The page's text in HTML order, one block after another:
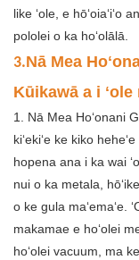
like ʻole, e hōʻoiaʻiʻo
pololei o ka hoʻolālā.
3.Nā Mea
Kūikawā a i ʻole
1. Nā Mea Hoʻonani
kiʻekiʻe ke kiko
hopena ana i ka wai
nui o ka metala,
o ke gula maʻemaʻe.
makamae e hoʻolei
hoʻolei vacuum, ma